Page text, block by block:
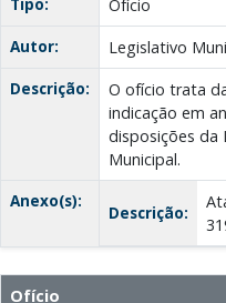
Ofício
Autor:
Legislativo
Descrição:
O ofício trata
indicação em
disposições da
Municipal.
Anexo(s):
Descrição:
Ofício